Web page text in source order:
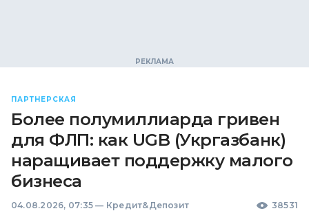
ПАРТНЕРСКАЯ
Более полумиллиарда гривен
для ФЛП: как UGB (Укргазбанк)
наращивает поддержку малого
бизнеса
04.08.2026, 07:35 — Кредит&Депозит 38531